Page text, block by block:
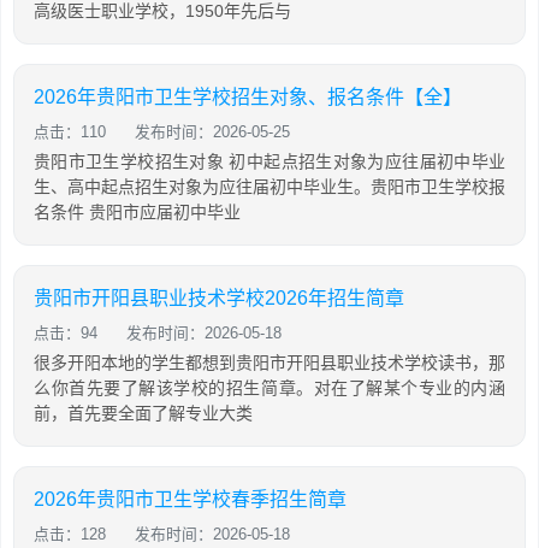
高级医士职业学校，1950年先后与
2026年贵阳市卫生学校招生对象、报名条件【全】
点击：110 发布时间：2026-05-25
贵阳市卫生学校招生对象 初中起点招生对象为应往届初中毕业
生、高中起点招生对象为应往届初中毕业生。贵阳市卫生学校报
名条件 贵阳市应届初中毕业
贵阳市开阳县职业技术学校2026年招生简章
点击：94 发布时间：2026-05-18
很多开阳本地的学生都想到贵阳市开阳县职业技术学校读书，那
么你首先要了解该学校的招生简章。对在了解某个专业的内涵
前，首先要全面了解专业大类
2026年贵阳市卫生学校春季招生简章
点击：128 发布时间：2026-05-18